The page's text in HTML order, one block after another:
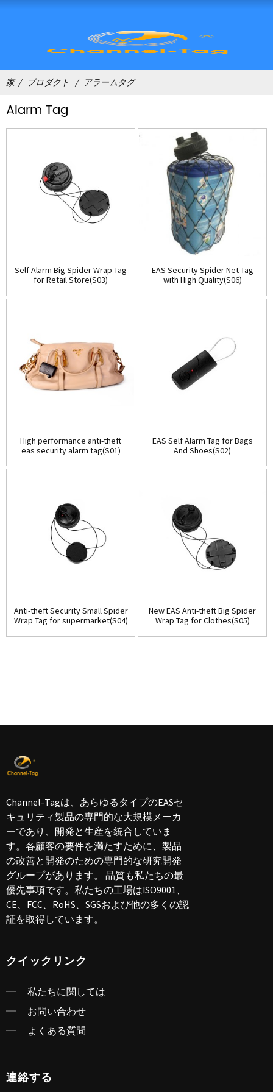
家 プロダクト アラームタグ
Alarm Tag
Self Alarm Big Spider Wrap Tag
for Retail Store(S03)
EAS Security Spider Net Tag
with High Quality(S06)
High performance anti-theft
eas security alarm tag(S01)
EAS Self Alarm Tag for Bags
And Shoes(S02)
Anti-theft Security Small Spider
Wrap Tag for supermarket(S04)
New EAS Anti-theft Big Spider
Wrap Tag for Clothes(S05)
Channel-Tagは、あらゆるタイプのEASセ
キュリティ製品の専門的な大規模メーカ
ーであり、開発と生産を統合していま
す。各顧客の要件を満たすために、製品
の改善と開発のための専門的な研究開発
グループがあります。 品質も私たちの最
優先事項です。私たちの工場はISO9001、
CE、FCC、RoHS、SGSおよび他の多くの認
証を取得しています。
クイックリンク
私たちに関しては
お問い合わせ
よくある質問
連絡する